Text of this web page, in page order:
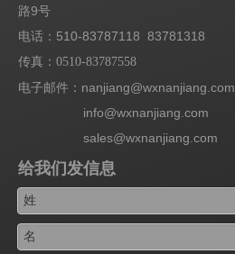
路9号
电话：510-83787118 83781318
传真： 0510-83787558
电子邮件：nanjiang@wxnanjiang.com
info@wxnanjiang.com
sales@wxnanjiang.com
给我们发信息